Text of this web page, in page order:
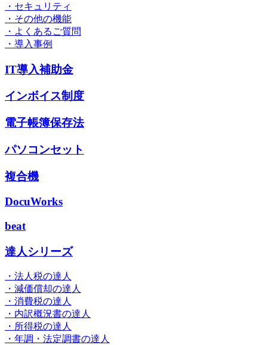
・セキュリティ
・その他の機能
・よくあるご質問
・導入事例
IT導入補助金
インボイス制度
電子帳簿保存法
パソコンセット
複合機
DocuWorks
beat
達人シリーズ
・法人税の達人
・減価償却の達人
・消費税の達人
・内訳概況書の達人
・所得税の達人
・年調・法定調書の達人